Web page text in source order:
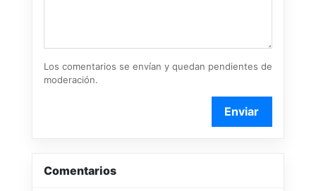
Los comentarios se envían y quedan pendientes de
moderación.
Enviar
Comentarios